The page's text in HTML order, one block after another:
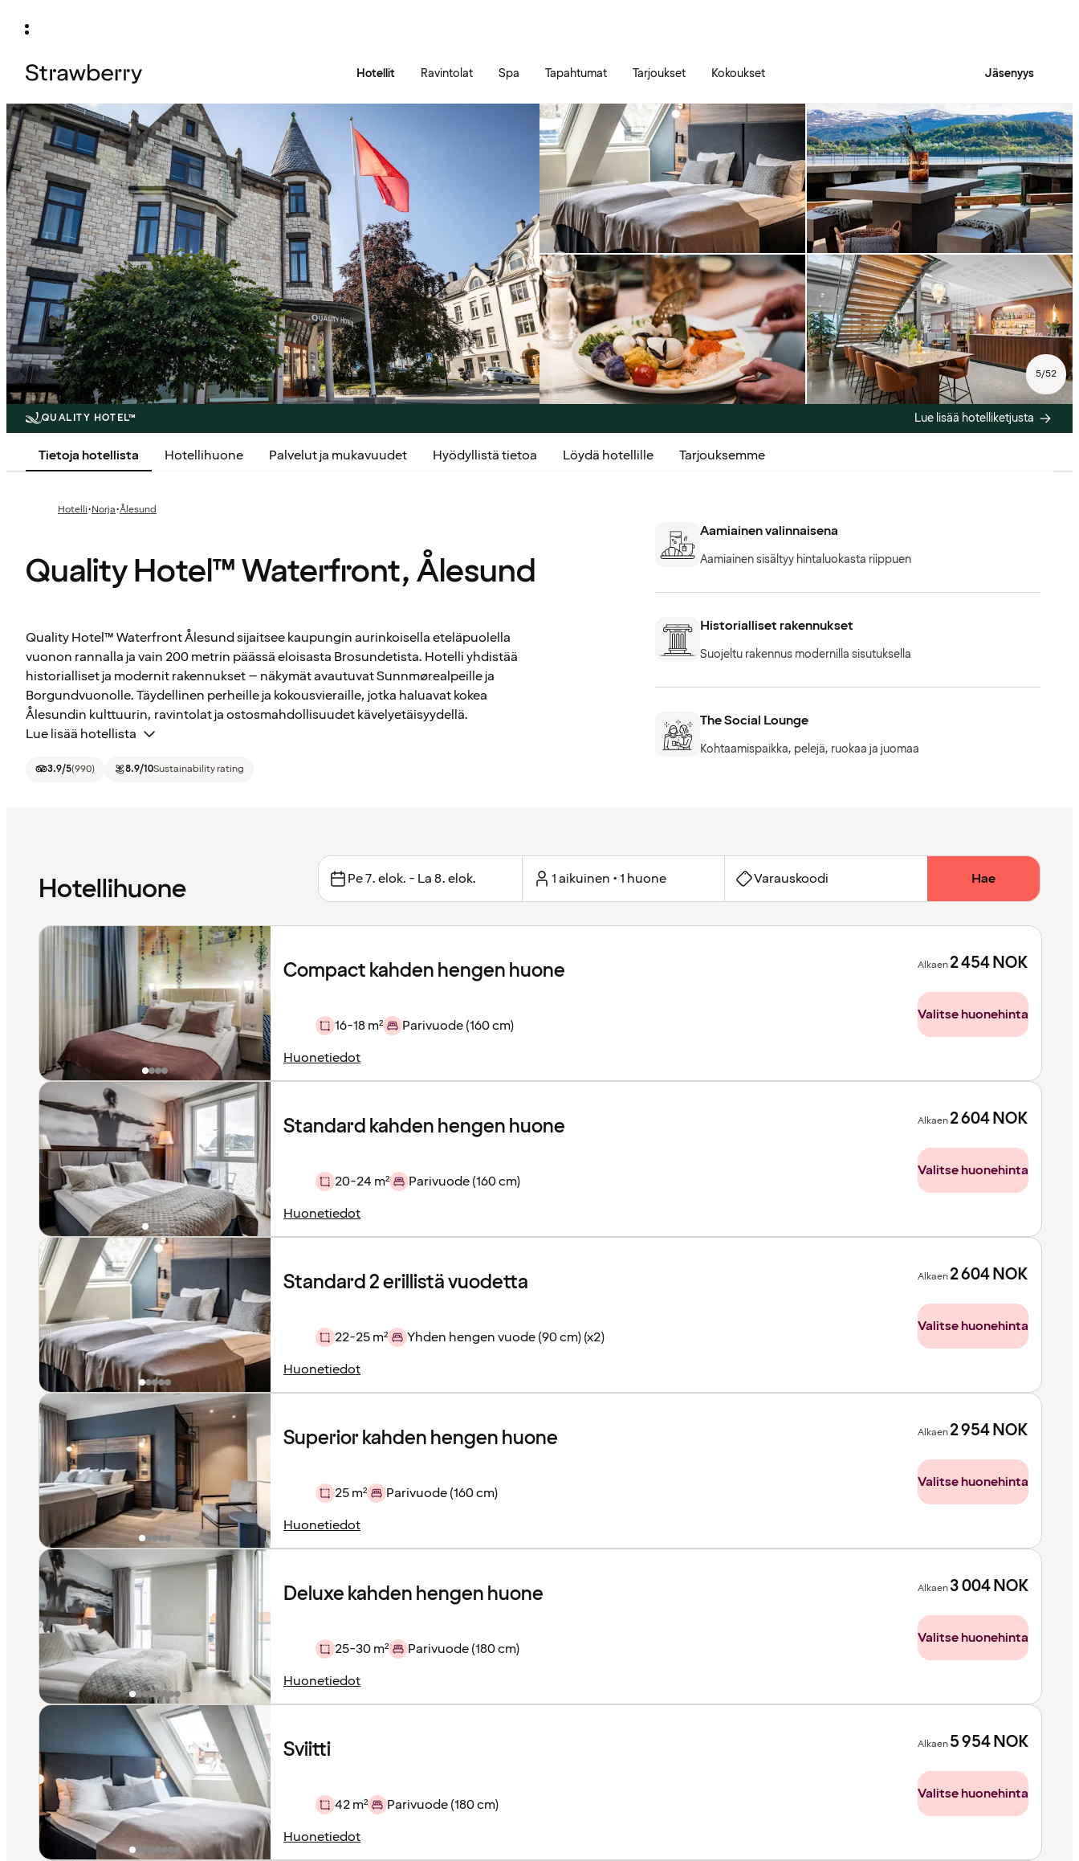
Hotellit Ravintolat Spa Tapahtumat Tarjoukset Kokoukset Jäsenyys
5/52
QUALITY HOTEL™ Lue lisää hotelliketjusta
Tietoja hotellista Hotellihuone Palvelut ja mukavuudet Hyödyllistä tietoa Löydä hotellille Tarjouksemme
Hotelli·Norja·Ålesund
Quality Hotel™ Waterfront, Ålesund
Quality Hotel™ Waterfront Ålesund sijaitsee kaupungin aurinkoisella eteläpuolella
vuonon rannalla ja vain 200 metrin päässä eloisasta Brosundetista. Hotelli yhdistää
historialliset ja modernit rakennukset – näkymät avautuvat Sunnmørealpeille ja
Borgundvuonolle. Täydellinen perheille ja kokousvieraille, jotka haluavat kokea
Ålesundin kulttuurin, ravintolat ja ostosmahdollisuudet kävelyetäisyydellä.
Lue lisää hotellista
3.9/5(990) 8.9/10Sustainability rating
Aamiainen valinnaisena
Aamiainen sisältyy hintaluokasta riippuen
Historialliset rakennukset
Suojeltu rakennus modernilla sisutuksella
The Social Lounge
Kohtaamispaikka, pelejä, ruokaa ja juomaa
Hotellihuone Pe 7. elok. - La 8. elok. 1 aikuinen • 1 huone Varauskoodi Hae
Compact kahden hengen huone
16-18 m²
Parivuode (160 cm)
Huonetiedot
Alkaen2 454NOK
Valitse huonehinta
Standard kahden hengen huone
20-24 m²
Parivuode (160 cm)
Huonetiedot
Alkaen2 604NOK
Valitse huonehinta
Standard 2 erillistä vuodetta
22-25 m²
Yhden hengen vuode (90 cm) (x2)
Huonetiedot
Alkaen2 604NOK
Valitse huonehinta
Superior kahden hengen huone
25 m²
Parivuode (160 cm)
Huonetiedot
Alkaen2 954NOK
Valitse huonehinta
Deluxe kahden hengen huone
25-30 m²
Parivuode (180 cm)
Huonetiedot
Alkaen3 004NOK
Valitse huonehinta
Sviitti
42 m²
Parivuode (180 cm)
Huonetiedot
Alkaen5 954NOK
Valitse huonehinta